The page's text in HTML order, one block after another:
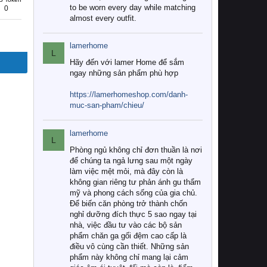
0
to be worn every day while matching
almost every outfit.
L
lamerhome
Hãy đến với lamer Home để sắm
ngay những sản phẩm phù hợp
https://lamerhomeshop.com/danh-
muc-san-pham/chieu/
L
lamerhome
Phòng ngủ không chỉ đơn thuần là nơi
để chúng ta ngả lưng sau một ngày
làm việc mệt mỏi, mà đây còn là
không gian riêng tư phản ánh gu thẩm
mỹ và phong cách sống của gia chủ.
Để biến căn phòng trở thành chốn
nghỉ dưỡng đích thực 5 sao ngay tại
nhà, việc đầu tư vào các bộ sản
phẩm chăn ga gối đệm cao cấp là
điều vô cùng cần thiết. Những sản
phẩm này không chỉ mang lại cảm